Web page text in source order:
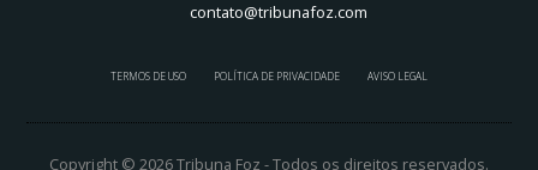
contato@tribunafoz.com
TERMOS DE USO POLÍTICA DE PRIVACIDADE AVISO LEGAL
Copyright © 2026 Tribuna Foz - Todos os direitos reservados.